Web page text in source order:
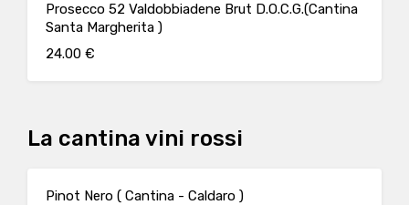
Prosecco 52 Valdobbiadene Brut D.O.C.G.(Cantina
Santa Margherita )
24.00 €
La cantina vini rossi
Pinot Nero ( Cantina - Caldaro )